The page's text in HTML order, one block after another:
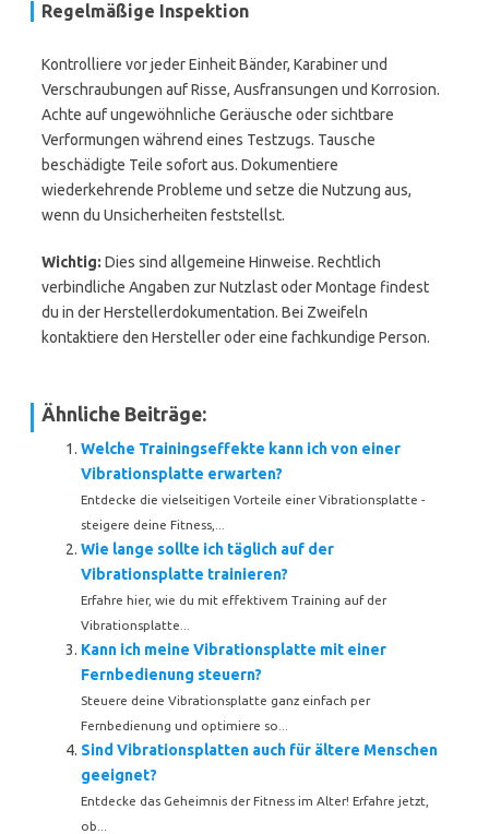
Regelmäßige Inspektion
Kontrolliere vor jeder Einheit Bänder, Karabiner und
Verschraubungen auf Risse, Ausfransungen und Korrosion.
Achte auf ungewöhnliche Geräusche oder sichtbare
Verformungen während eines Testzugs. Tausche
beschädigte Teile sofort aus. Dokumentiere
wiederkehrende Probleme und setze die Nutzung aus,
wenn du Unsicherheiten feststellst.
Wichtig: Dies sind allgemeine Hinweise. Rechtlich
verbindliche Angaben zur Nutzlast oder Montage findest
du in der Herstellerdokumentation. Bei Zweifeln
kontaktiere den Hersteller oder eine fachkundige Person.
Ähnliche Beiträge:
Welche Trainingseffekte kann ich von einer
Vibrationsplatte erwarten?
Entdecke die vielseitigen Vorteile einer Vibrationsplatte -
steigere deine Fitness,...
Wie lange sollte ich täglich auf der
Vibrationsplatte trainieren?
Erfahre hier, wie du mit effektivem Training auf der
Vibrationsplatte...
Kann ich meine Vibrationsplatte mit einer
Fernbedienung steuern?
Steuere deine Vibrationsplatte ganz einfach per
Fernbedienung und optimiere so...
Sind Vibrationsplatten auch für ältere Menschen
geeignet?
Entdecke das Geheimnis der Fitness im Alter! Erfahre jetzt,
ob...